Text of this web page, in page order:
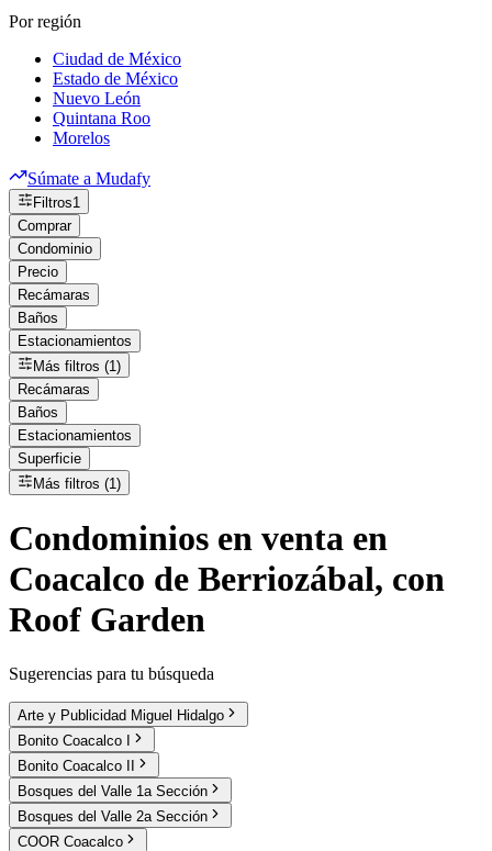
Por región
Ciudad de México
Estado de México
Nuevo León
Quintana Roo
Morelos
Súmate a Mudafy
Filtros1
Comprar
Condominio
Precio
Recámaras
Baños
Estacionamientos
Más filtros (1)
Recámaras
Baños
Estacionamientos
Superficie
Más filtros (1)
Condominios en venta en
Coacalco de Berriozábal, con
Roof Garden
Sugerencias para tu búsqueda
Arte y Publicidad Miguel Hidalgo
Bonito Coacalco I
Bonito Coacalco II
Bosques del Valle 1a Sección
Bosques del Valle 2a Sección
COOR Coacalco